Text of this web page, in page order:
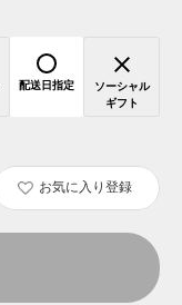
配送日指定
ソーシャル
ギフト
お気に入り登録